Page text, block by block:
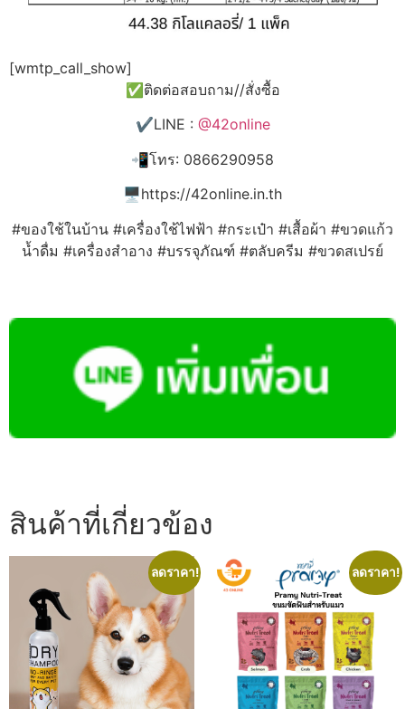
[wmtp_call_show]
✅ติดต่อสอบถาม//สั่งซื้อ
✔️LINE : @42online
📲โทร: 0866290958
🖥️https://42online.in.th
#ของใช้ในบ้าน #เครื่องใช้ไฟฟ้า #กระเป๋า #เสื้อผ้า #ขวดแก้ว
น้ำดื่ม #เครื่องสำอาง #บรรจุภัณฑ์ #ตลับครีม #ขวดสเปรย์
สินค้าที่เกี่ยวข้อง
ลดราคา! ลดราคา!